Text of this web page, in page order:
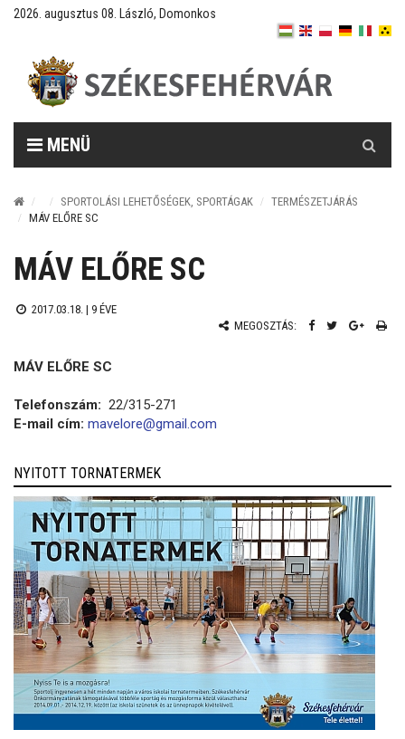
2026. augusztus 08. László, Domonkos
MENÜ
SPORTOLÁSI LEHETŐSÉGEK, SPORTÁGAK
TERMÉSZETJÁRÁS
MÁV ELŐRE SC
MÁV ELŐRE SC
2017.03.18. | 9 ÉVE
MEGOSZTÁS:
MÁV ELŐRE SC
Telefonszám: 22/315-271
E-mail cím: mavelore@gmail.com
NYITOTT TORNATERMEK